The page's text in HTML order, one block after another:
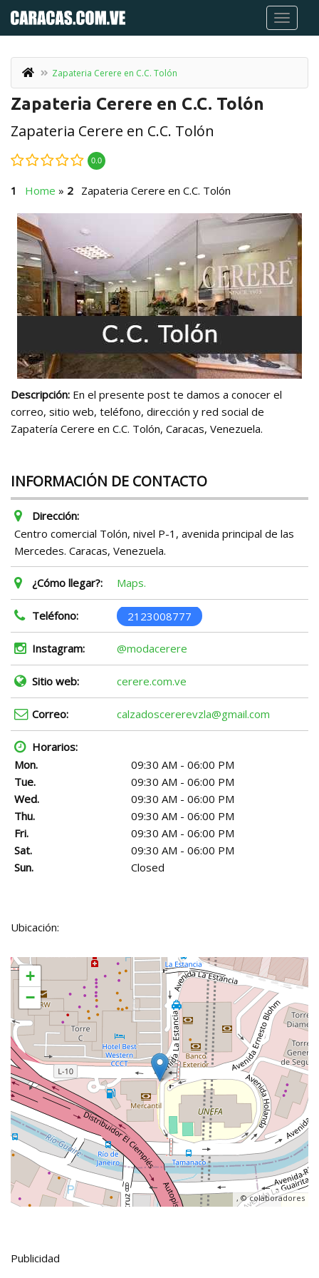
Zapateria Cerere en C.C. Tolón
Zapateria Cerere en C.C. Tolón
Zapateria Cerere en C.C. Tolón
0.0
Home » Zapateria Cerere en C.C. Tolón
Descripción: En el presente post te damos a conocer el
correo, sitio web, teléfono, dirección y red social de
Zapatería Cerere en C.C. Tolón, Caracas, Venezuela.
INFORMACIÓN DE CONTACTO
Dirección:
Centro comercial Tolón, nivel P-1, avenida principal de las
Mercedes. Caracas, Venezuela.
¿Cómo llegar?: Maps.
Teléfono: 2123008777
Instagram: @modacerere
Sitio web: cerere.com.ve
Correo: calzadoscererevzla@gmail.com
Horarios:
Mon.
09:30 AM - 06:00 PM
Tue.
09:30 AM - 06:00 PM
Wed.
09:30 AM - 06:00 PM
Thu.
09:30 AM - 06:00 PM
Fri.
09:30 AM - 06:00 PM
Sat.
09:30 AM - 06:00 PM
Sun.
Closed
Ubicación:
+
−
, ©colaboradores
Publicidad